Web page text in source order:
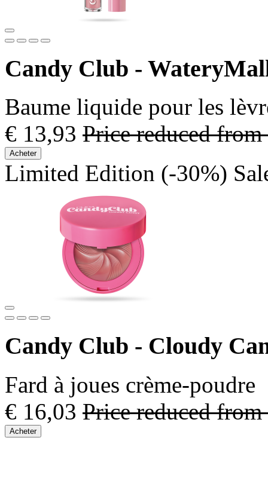
Candy Club -
Baume liquide pour les
€ 13,93 Price reduced from
Acheter
Limited Edition (-30%)
Candy Club - Cloudy
Fard à joues crème-poudre
€ 16,03 Price reduced from
Acheter